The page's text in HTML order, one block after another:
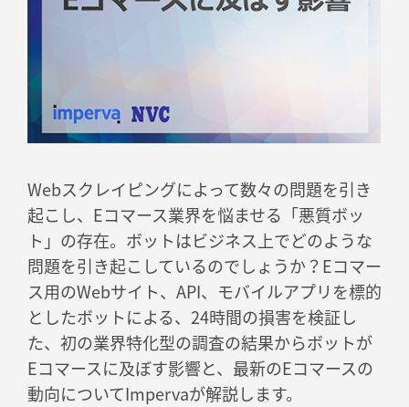
Webスクレイピングによって数々の問題を引き
起こし、Eコマース業界を悩ませる「悪質ボッ
ト」の存在。ボットはビジネス上でどのような
問題を引き起こしているのでしょうか？Eコマー
ス用のWebサイト、API、モバイルアプリを標的
としたボットによる、24時間の損害を検証し
た、初の業界特化型の調査の結果からボットが
Eコマースに及ぼす影響と、最新のEコマースの
動向についてImpervaが解説します。